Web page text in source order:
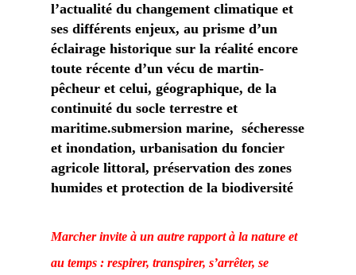
l’actualité du changement climatique et
ses différents enjeux, au prisme d’un
éclairage historique sur la réalité encore
toute récente d’un vécu de martin-
pêcheur et celui, géographique, de la
continuité du socle terrestre et
maritime.submersion marine, sécheresse
et inondation, urbanisation du foncier
agricole littoral, préservation des zones
humides et protection de la biodiversité
Marcher invite à un autre rapport à la nature et
au temps : respirer, transpirer, s’arrêter, se